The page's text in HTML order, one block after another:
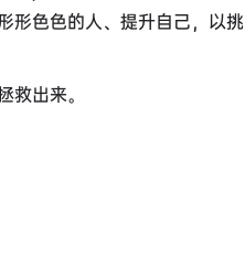
形色色的人、提升自己，以挑
出来。